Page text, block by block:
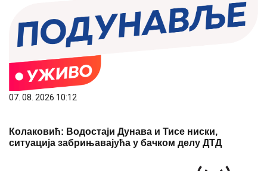
07. 08. 2026 10:12
Колаковић: Водостаји Дунава и Тисе ниски,
ситуација забрињавајућа у бачком делу ДТД